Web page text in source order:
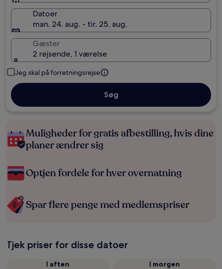
Datoer
man. 24. aug. - tir. 25. aug.
Gæster
2 rejsende, 1 værelse
Jeg skal på forretningsrejse
Søg
Muligheder for gratis afbestilling, hvis dine
planer ændrer sig
Optjen fordele for hver overnatning
Spar flere penge med medlemspriser
Tjek priser for disse datoer
I aften
I morgen